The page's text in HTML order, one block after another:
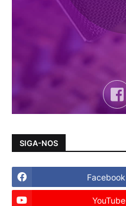
SIGA-NOS
Facebook
YouTube